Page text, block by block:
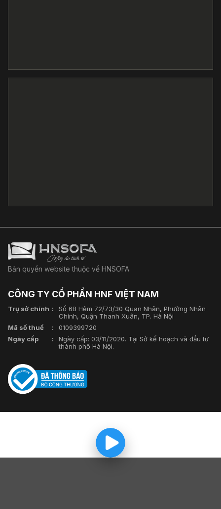
Bản quyền website thuộc về HNSOFA
CÔNG TY CỔ PHẦN HNF VIỆT NAM
Trụ sở chính
Số 6B Hẻm 72/73/30 Quan Nhân, Phường Nhân
Chính, Quận Thanh Xuân, TP. Hà Nội
Mã số thuế
0109399720
Ngày cấp
Ngày cấp: 03/11/2020. Tại Sở kế hoạch và đầu tư
thành phố Hà Nội.